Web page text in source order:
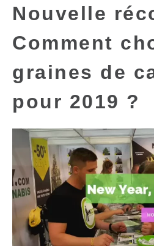
Nouvelle
Comment
graines de
pour 2019 ?